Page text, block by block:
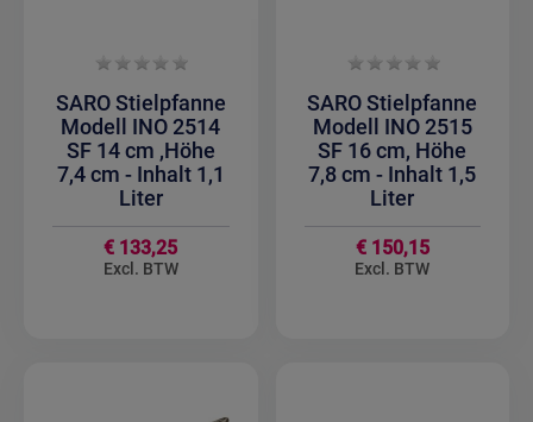
SARO Stielpfanne
Modell INO 2514
SF 14 cm ,Höhe
7,4 cm - Inhalt 1,1
Liter
€ 133,25
SARO Stielpfanne
Modell INO 2515
SF 16 cm, Höhe
7,8 cm - Inhalt 1,5
Liter
€ 150,15